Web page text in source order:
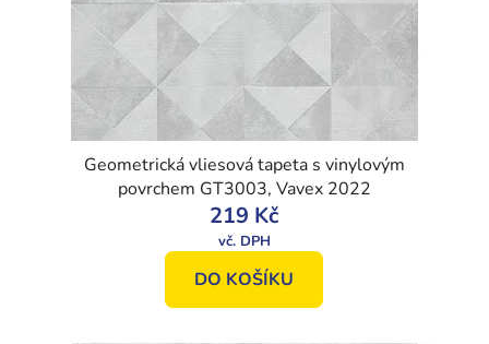
Geometrická vliesová tapeta s vinylovým
povrchem GT3003, Vavex 2022
219 Kč
DO KOŠÍKU